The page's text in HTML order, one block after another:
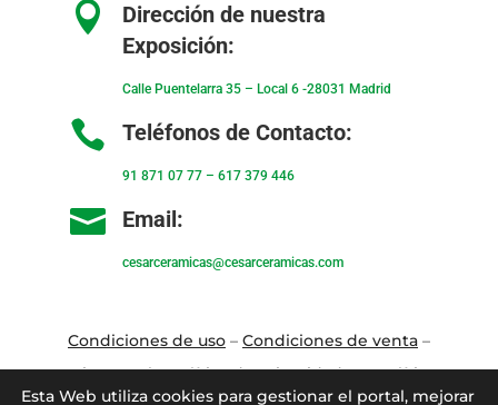

Dirección de nuestra
Exposición:
Calle Puentelarra 35 – Local 6 -28031 Madrid
 Teléfonos de Contacto:
91 871 07 77– 617 379 446
 Email:
cesarceramicas@cesarceramicas.com
Condiciones de uso– Condiciones de venta–
Aviso Legal–Política de privacidad –Política
Esta Web utiliza cookies para gestionar el portal, mejorar